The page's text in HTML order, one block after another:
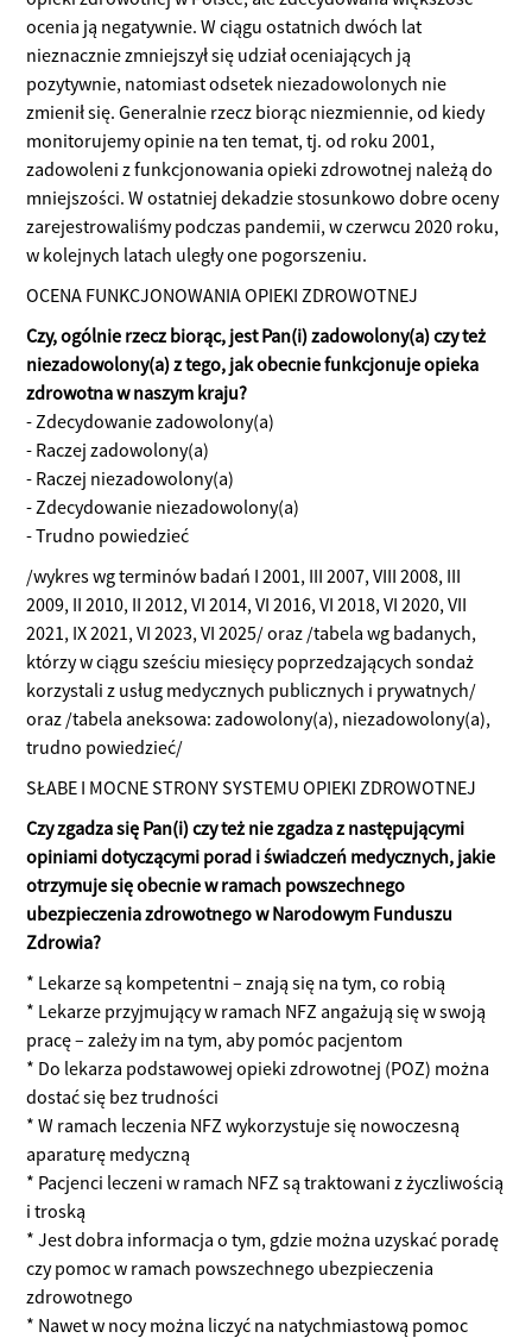
ocenia ją negatywnie. W ciągu ostatnich dwóch lat
nieznacznie zmniejszył się udział oceniających ją
pozytywnie, natomiast odsetek niezadowolonych nie
zmienił się. Generalnie rzecz biorąc niezmiennie, od kiedy
monitorujemy opinie na ten temat, tj. od roku 2001,
zadowoleni z funkcjonowania opieki zdrowotnej należą do
mniejszości. W ostatniej dekadzie stosunkowo dobre oceny
zarejestrowaliśmy podczas pandemii, w czerwcu 2020 roku,
w kolejnych latach uległy one pogorszeniu.
OCENA FUNKCJONOWANIA OPIEKI ZDROWOTNEJ
Czy, ogólnie rzecz biorąc, jest Pan(i) zadowolony(a) czy też
niezadowolony(a) z tego, jak obecnie funkcjonuje opieka
zdrowotna w naszym kraju?
- Zdecydowanie zadowolony(a)
- Raczej zadowolony(a)
- Raczej niezadowolony(a)
- Zdecydowanie niezadowolony(a)
- Trudno powiedzieć
/wykres wg terminów badań I 2001, III 2007, VIII 2008, III
2009, II 2010, II 2012, VI 2014, VI 2016, VI 2018, VI 2020, VII
2021, IX 2021, VI 2023, VI 2025/ oraz /tabela wg badanych,
którzy w ciągu sześciu miesięcy poprzedzających sondaż
korzystali z usług medycznych publicznych i prywatnych/
oraz /tabela aneksowa: zadowolony(a), niezadowolony(a),
trudno powiedzieć/
SŁABE I MOCNE STRONY SYSTEMU OPIEKI ZDROWOTNEJ
Czy zgadza się Pan(i) czy też nie zgadza z następującymi
opiniami dotyczącymi porad i świadczeń medycznych, jakie
otrzymuje się obecnie w ramach powszechnego
ubezpieczenia zdrowotnego w Narodowym Funduszu
Zdrowia?
* Lekarze są kompetentni – znają się na tym, co robią
* Lekarze przyjmujący w ramach NFZ angażują się w swoją
pracę – zależy im na tym, aby pomóc pacjentom
* Do lekarza podstawowej opieki zdrowotnej (POZ) można
dostać się bez trudności
* W ramach leczenia NFZ wykorzystuje się nowoczesną
aparaturę medyczną
* Pacjenci leczeni w ramach NFZ są traktowani z życzliwością
i troską
* Jest dobra informacja o tym, gdzie można uzyskać poradę
czy pomoc w ramach powszechnego ubezpieczenia
zdrowotnego
* Nawet w nocy można liczyć na natychmiastową pomoc